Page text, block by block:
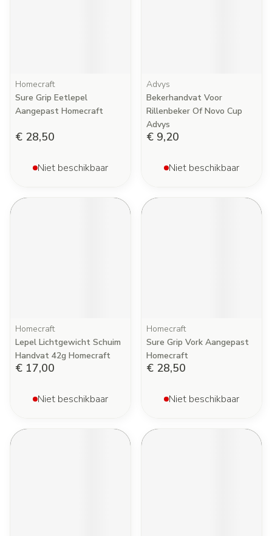
Homecraft
Sure Grip Eetlepel
Aangepast Homecraft
€ 28,50
Niet beschikbaar
Advys
Bekerhandvat Voor
Rillenbeker Of Novo Cup
Advys
€ 9,20
Niet beschikbaar
Homecraft
Lepel Lichtgewicht Schuim
Handvat 42g Homecraft
€ 17,00
Niet beschikbaar
Homecraft
Sure Grip Vork Aangepast
Homecraft
€ 28,50
Niet beschikbaar